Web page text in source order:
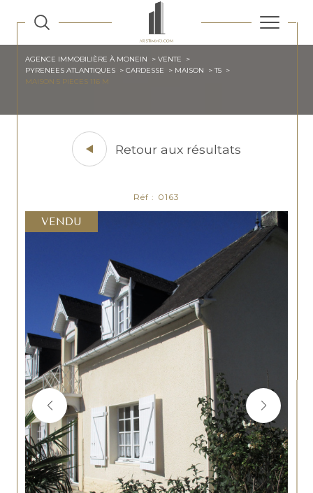
AGENCE IMMOBILIÈRE À MONEIN
VENTE
PYRENEES ATLANTIQUES
CARDESSE MAISON
T5
MAISON 5 PIECES 116 M
Retour aux résultats
Réf : 0163
VENDU